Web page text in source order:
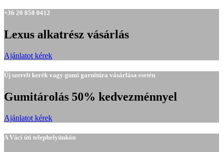
+36 20 858 0412
Lexus alkatrész vásárlás
Ajánlatot kérek
Új szerelt kerék vagy gumi garnitúra vásárlása esetén
Gumitárolás 50% kedvezménnyel
Ajánlatot kérek
A Váci úti telephelyünkön